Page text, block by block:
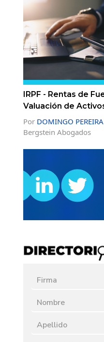
IRPF - Rentas de
Valuación de
Por DOMINGO
Bergstein Abogados